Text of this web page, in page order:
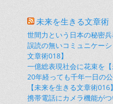
未来を生きる文章術
世間力という日本の秘密
誤読の無いコミュニケー
文章術018】
一億総表現社会に花束を
20年経っても千年一日の
【未来を生きる文章術016】
携帯電話にカメラ機能が